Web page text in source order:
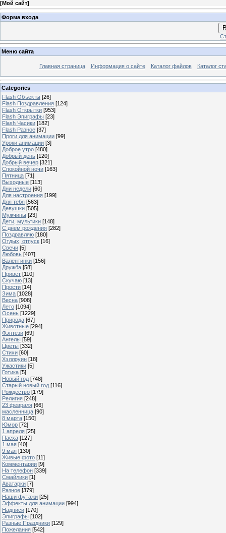
[Мой сайт]
Форма входа
Меню сайта
Главная страница Информация о сайте Каталог файлов Каталог
Categories
Flash Объекты [26]
Flash Поздравления [124]
Flash Открытки [953]
Flash Эпиграфы [23]
Flash Часики [182]
Flash Разное [37]
Проги для анимации [99]
Уроки анимации [3]
Доброе утро [480]
Добрый день [120]
Добрый вечер [321]
Спокойной ночи [163]
Пятница [71]
Выходные [113]
Дни недели [60]
Для настроения [199]
Для тебя [563]
Девушки [505]
Мужчины [23]
Дети, мультики [148]
С днем рождения [282]
Поздравляю [180]
Отдых, отпуск [16]
Свечи [5]
Любовь [407]
Валентинки [156]
Дружба [58]
Привет [110]
Скучаю [13]
Прости [14]
Зима [1028]
Весна [908]
Лето [1094]
Осень [1229]
Природа [67]
Животные [294]
Фэнтези [69]
Ангелы [59]
Цветы [332]
Стихи [60]
Хэллоуин [18]
Ужастики [5]
Готика [5]
Новый год [748]
Старый новый год [116]
Рождество [179]
Религия [248]
23 февраля [66]
масленница [90]
8 марта [150]
Юмор [72]
1 апреля [25]
Пасха [127]
1 мая [40]
9 мая [130]
Живые фото [11]
Комментарии [9]
На телефон [339]
Смайлики [1]
Аватарки [7]
Разное [379]
Наши футажи [25]
Эффекты для анимации [994]
Надписи [170]
Эпиграфы [102]
Разные Праздники [129]
Пожелания [542]